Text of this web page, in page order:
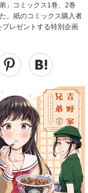
」コミックス1巻、2巻
。紙のコミックス購入者
レゼントする特別企画